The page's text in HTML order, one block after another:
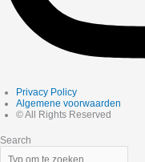
Privacy Policy
Algemene voorwaarden
© All Rights Reserved
Search